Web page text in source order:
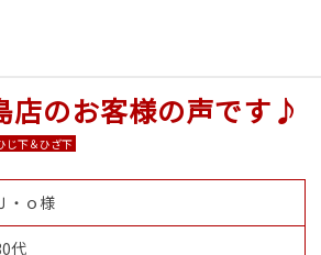
店のお客様の声です♪
じ下＆ひざ下
・ｏ様
代